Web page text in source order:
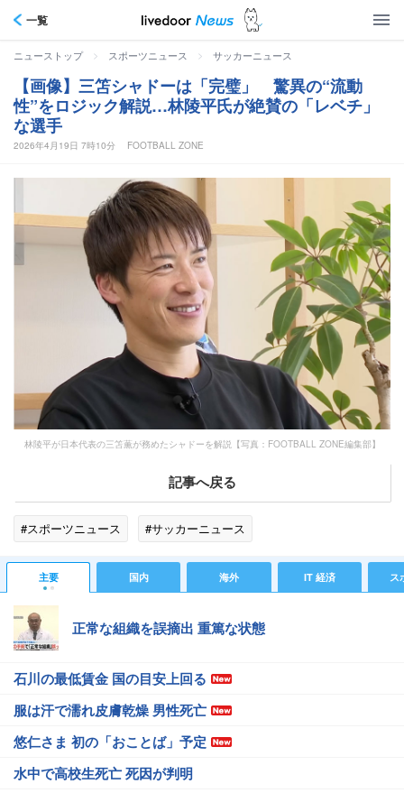
一覧
ニューストップ > スポーツニュース > サッカーニュース
【画像】三笘シャドーは「完璧」 驚異の“流動
性”をロジック解説…林陵平氏が絶賛の「レベチ」
な選手
2026年4月19日 7時10分 FOOTBALL ZONE
林陵平が日本代表の三笘薫が務めたシャドーを解説【写真：FOOTBALL ZONE編集部】
記事へ戻る
#スポーツニュース #サッカーニュース
主要 国内 海外 IT 経済 ス
正常な組織を誤摘出 重篤な状態
石川の最低賃金 国の目安上回る
服は汗で濡れ皮膚乾燥 男性死亡
悠仁さま 初の「おことば」予定
水中で高校生死亡 死因が判明